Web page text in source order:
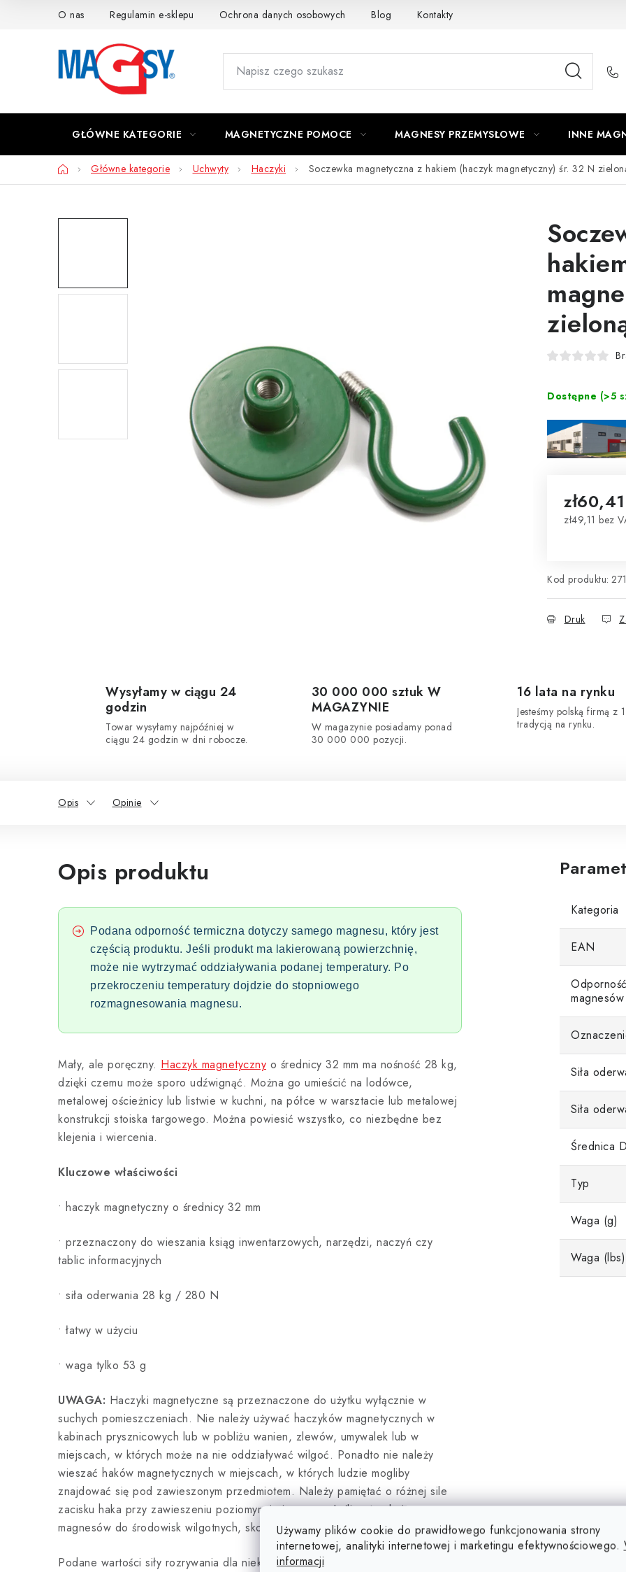
Używamy plików cookie do prawidłowego funkcjonowania strony
internetowej, analityki internetowej i marketingu efektywnościowego.
informacji
O nas Regulamin e-sklepu Ochrona danych osobowych Blog Kontakty
GŁÓWNE KATEGORIE MAGNETYCZNE POMOCE MAGNESY PRZEMYSŁOWE INNE
HomeGłówne kategorie Uchwyty Haczyki Soczewka magnetyczna z hakiem (haczyk magnetyczny) śr. 32 N
Dostępne (>5
zł60,41
zł49,11 bez
Kod produktu:
Druk
Wysyłamy w ciągu 24
godzin
Towar wysyłamy najpóźniej w
ciągu 24 godzin w dni robocze.
30 000 000 sztuk W
MAGAZYNIE
W magazynie posiadamy ponad
30 000 000 pozycji.
16 lata na rynku
Jesteśmy polską firmą z
tradycją na rynku.
Opis Opinie
Opis produktu
Podana odporność termiczna dotyczy samego magnesu, który jest
częścią produktu. Jeśli produkt ma lakierowaną powierzchnię,
może nie wytrzymać oddziaływania podanej temperatury. Po
przekroczeniu temperatury dojdzie do stopniowego
rozmagnesowania magnesu.
Mały, ale poręczny. Haczyk magnetyczny o średnicy 32 mm ma nośność 28 kg,
dzięki czemu może sporo udźwignąć. Można go umieścić na lodówce,
metalowej ościeżnicy lub listwie w kuchni, na półce w warsztacie lub metalowej
konstrukcji stoiska targowego. Można powiesić wszystko, co niezbędne bez
klejenia i wiercenia.
Kluczowe właściwości
• haczyk magnetyczny o średnicy 32 mm
• przeznaczony do wieszania ksiąg inwentarzowych, narzędzi, naczyń czy
tablic informacyjnych
• siła oderwania 28 kg / 280 N
• łatwy w użyciu
• waga tylko 53 g
UWAGA: Haczyki magnetyczne są przeznaczone do użytku wyłącznie w
suchych pomieszczeniach. Nie należy używać haczyków magnetycznych w
kabinach prysznicowych lub w pobliżu wanien, zlewów, umywalek lub w
miejscach, w których może na nie oddziaływać wilgoć. Ponadto nie należy
wieszać haków magnetycznych w miejscach, w których ludzie mogliby
znajdować się pod zawieszonym przedmiotem. Należy pamiętać o różnej sile
zacisku haka przy zawieszeniu poziomym i pionowym. Jeśli potrzebujesz
magnesów do środowisk wilgotnych, skontaktuj się z nami.
Podane wartości siły rozrywania dla niektórych produktów zostały zmierzone w
Kategoria
EAN
magnesów
Siła
Siła
Średnica
Typ
Waga (g)
Waga (lbs)